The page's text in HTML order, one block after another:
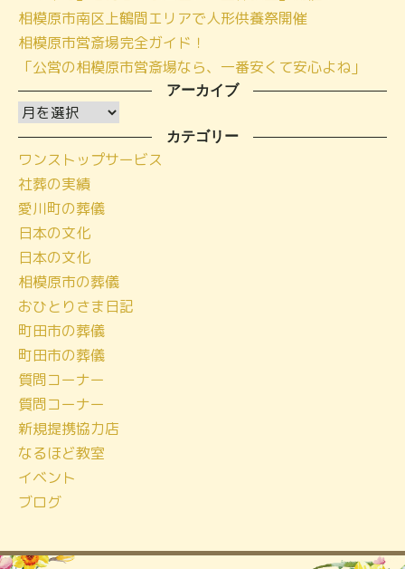
相模原市南区上鶴間エリアで人形供養祭開催
相模原市営斎場完全ガイド！
「公営の相模原市営斎場なら、一番安くて安心よね」
アーカイブ
ア
ー
カ
イ
ブ
カテゴリー
ワンストップサービス
社葬の実績
愛川町の葬儀
日本の文化
日本の文化
相模原市の葬儀
おひとりさま日記
町田市の葬儀
町田市の葬儀
質問コーナー
質問コーナー
新規提携協力店
なるほど教室
イベント
ブログ